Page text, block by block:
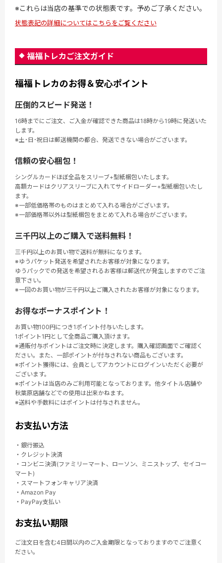
※これらは当店の基準での状態表です。予めご了承ください。
状態表記の詳細についてはこちらをご覧ください
福福トレカご注文ガイド
福福トレカのお得＆安心ポイント
圧倒的スピード発送！
16時までにご注文、ご入金が確認できた商品は18時から19時に発送いた
します。
※土･日･祝日は郵送機関の都合、発送できない場合がございます。
信頼の安心梱包！
シングルカードほぼ全品をスリーブ+型紙梱包いたします。
高額カードはクリアスリーブに入れてサイドローダー+型紙梱包いたし
ます。
※一部低価格帯のものはまとめて入れる場合がございます。
※一部価格帯以外は型紙梱包をまとめて入れる場合がございます。
三千円以上のご購入で送料無料！
三千円以上のお買い物で送料が無料になります。
※ゆうパケット発送を希望されたお客様が対象になります。
ゆうパックでの発送を希望されるお客様は郵送代が発生しますのでご注
意下さい。
※一回のお買い物が三千円以上ご購入されたお客様が対象になります。
お得なボーナスポイント！
お買い物100円につき1ポイント付与いたします。
1ポイント1円として全商品ご購入頂けます。
※通販付与ポイントはご注文時に決定します。購入確認画面でご確認く
ださい。また、一部ポイントが付与されない商品もございます。
※ポイント獲得には、会員としてアカウントにログインいただく必要が
ございます。
※ポイントは当店のみご利用可能となっております。他タイトル店舗や
秋葉原店舗などでの使用は出来かねます。
※送料や手数料にはポイントは付与されません。
お支払い方法
・銀行振込
・クレジット決済
・コンビニ決済(ファミリーマート、ローソン、ミニストップ、セイコー
マート)
・スマートフォンキャリア決済
・Amazon Pay
・PayPay支払い
お支払い期限
ご注文日を含む4日間以内のご入金期限となっておりますのでご注意く
ださい。